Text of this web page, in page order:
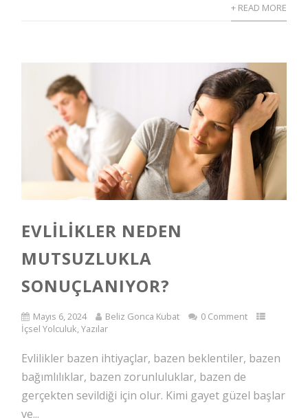
+ READ MORE
EVLILIKLER NEDEN
MUTSUZLUKLA
SONUÇLANIYOR?
Mayıs 6, 2024 Beliz Gonca Kubat
0 Comment
İçsel Yolculuk,Yazılar
Evlilikler bazen ihtiyaçlar, bazen beklentiler, bazen
bağımlılıklar, bazen zorunluluklar, bazen de
gerçekten sevildiği için olur. Kimi gayet güzel başlar
ve...